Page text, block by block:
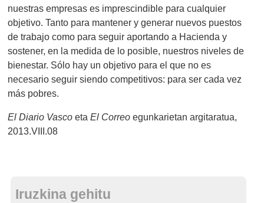
nuestras empresas es imprescindible para cualquier
objetivo. Tanto para mantener y generar nuevos puestos
de trabajo como para seguir aportando a Hacienda y
sostener, en la medida de lo posible, nuestros niveles de
bienestar. Sólo hay un objetivo para el que no es
necesario seguir siendo competitivos: para ser cada vez
más pobres.
El Diario Vasco etaEl Correoegunkarietan argitaratua,
2013.VIII.08
Iruzkina gehitu